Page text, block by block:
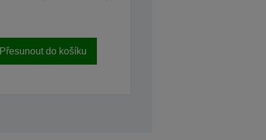
Přesunout do košíku